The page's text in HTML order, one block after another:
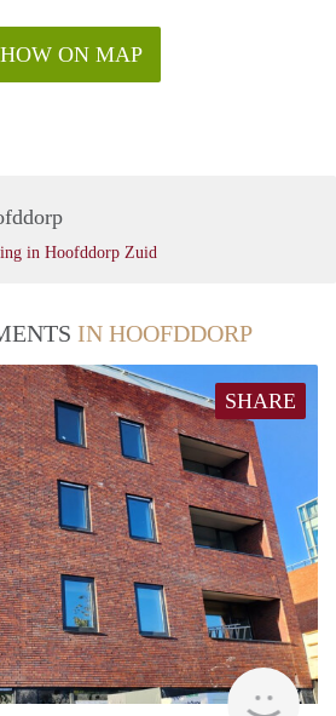
ON MAP
in Hoofddorp Zuid
IN HOOFDDORP
SHARE